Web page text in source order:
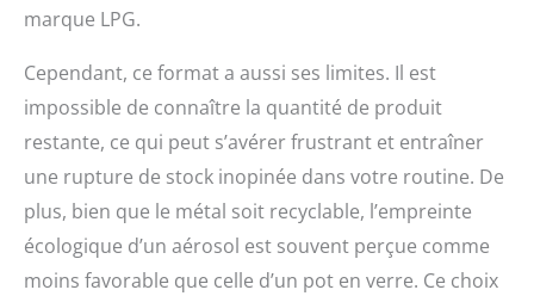
marque LPG.
Cependant, ce format a aussi ses limites. Il est
impossible de connaître la quantité de produit
restante, ce qui peut s’avérer frustrant et entraîner
une rupture de stock inopinée dans votre routine. De
plus, bien que le métal soit recyclable, l’empreinte
écologique d’un aérosol est souvent perçue comme
moins favorable que celle d’un pot en verre. Ce choix